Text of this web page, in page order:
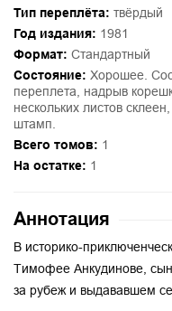
Тип переплёта: твёрдый
Год издания: 1981
Формат: Стандартный
Состояние: Хорошее.
переплета, надрыв
нескольких листов
штамп.
Всего томов: 1
На остатке: 1
Аннотация
В историко-
Тимофее Анкудинове,
за рубеж и выдававшем